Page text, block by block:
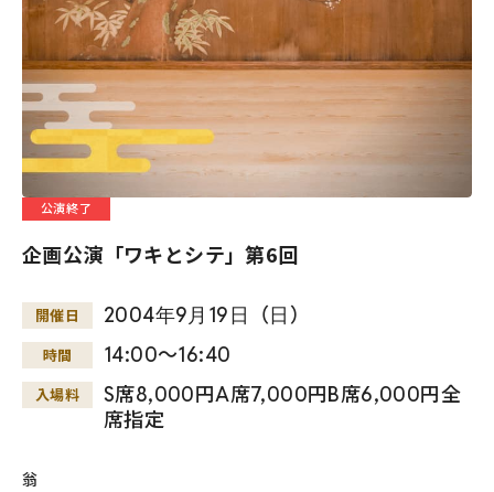
公演終了
企画公演「ワキとシテ」第6回
開催日 2004年9月 19日 （日 ）
時間 14:00～16:40
入場料
S席8,000円A席7,000円B席6,000円全
席指定
翁